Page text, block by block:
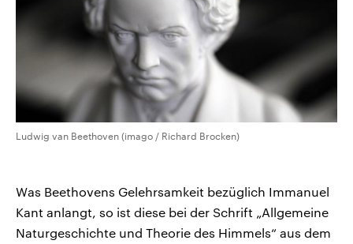
Ludwig van Beethoven (imago / Richard Brocken)
Was Beethovens Gelehrsamkeit bezüglich Immanuel
Kant anlangt, so ist diese bei der Schrift „Allgemeine
Naturgeschichte und Theorie des Himmels“ aus dem